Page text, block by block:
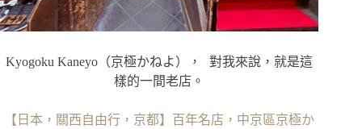
Kyogoku Kaneyo（京極かねよ）， 對我來說，就是這
樣的一間老店。
【日本，關西自由行，京都】百年名店，中京區京極か